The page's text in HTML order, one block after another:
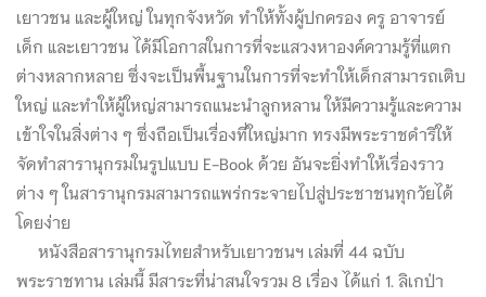
เยาวชน และผู้ใหญ่ ในทุกจังหวัด ทำให้ทั้งผู้ปกครอง ครู อาจารย์
เด็ก และเยาวชน ได้มีโอกาสในการที่จะแสวงหาองค์ความรู้ที่แตก
ต่างหลากหลาย ซึ่งจะเป็นพื้นฐานในการที่จะทำให้เด็กสามารถเติบ
ใหญ่ และทำให้ผู้ใหญ่สามารถแนะนำลูกหลาน ให้มีความรู้และความ
เข้าใจในสิ่งต่าง ๆ ซึ่งถือเป็นเรื่องที่ใหญ่มาก ทรงมีพระราชดำริให้
จัดทำสารานุกรมในรูปแบบ E-Book ด้วย อันจะยิ่งทำให้เรื่องราว
ต่าง ๆ ในสารานุกรมสามารถแพร่กระจายไปสู่ประชาชนทุกวัยได้
โดยง่าย
หนังสือสารานุกรมไทยสำหรับเยาวชนฯ เล่มที่ 44 ฉบับ
พระราชทาน เล่มนี้ มีสาระที่น่าสนใจรวม 8 เรื่อง ได้แก่ 1. ลิเกป่า